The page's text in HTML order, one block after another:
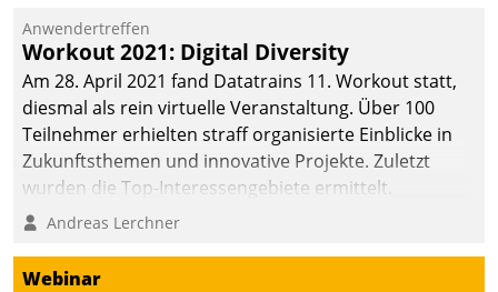
Cloud-Strategien und -
Lösungen mit hohem
Zukunftspotenzial.
Anwendertreffen
Workout 2021: Digital Diversity
Am 28. April 2021 fand Datatrains 11. Workout statt,
diesmal als rein virtuelle Veranstaltung. Über 100
Teilnehmer erhielten straff organisierte Einblicke in
Zukunftsthemen und innovative Projekte. Zuletzt
wurden die Top-Interessengebiete ermittelt.
Andreas Lerchner
Webinar